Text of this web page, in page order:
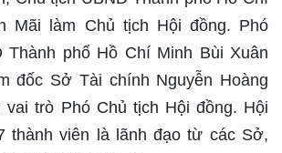
Mãi làm Chủ tịch Hội đồng. Phó
Thành phố Hồ Chí Minh Bùi Xuân
đốc Sở Tài chính Nguyễn Hoàng
vai trò Phó Chủ tịch Hội đồng. Hội
thành viên là lãnh đạo từ các Sở,